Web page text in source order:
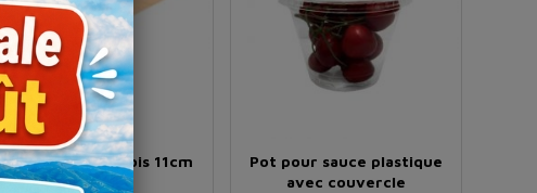
Petite cuillère bois 11cm
Pot pour sauce plastique
avec couvercle